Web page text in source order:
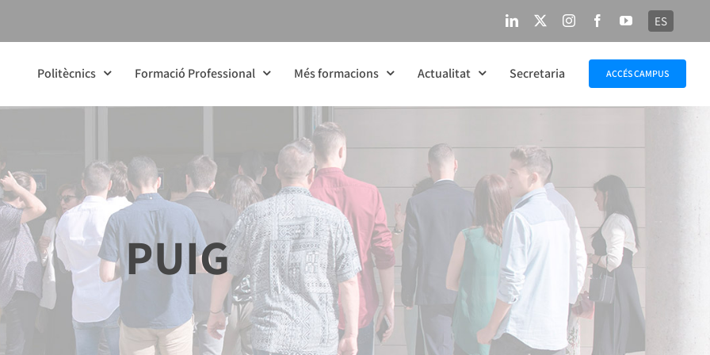
LinkedIn InstagramFacebookYouTube
ES
Politècnics Formació Professional Més formacions Actualitat Secretaria ACCÉS CAMPUS
PUIG